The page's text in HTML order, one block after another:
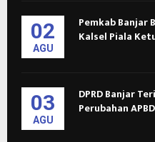
02
AGU
Pemkab Banjar
Kalsel Piala
03
AGU
DPRD Banjar
Perubahan